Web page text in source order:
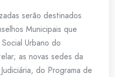
serão destinados
Municipais que
Urbano do
as novas sedes da
do Programa de